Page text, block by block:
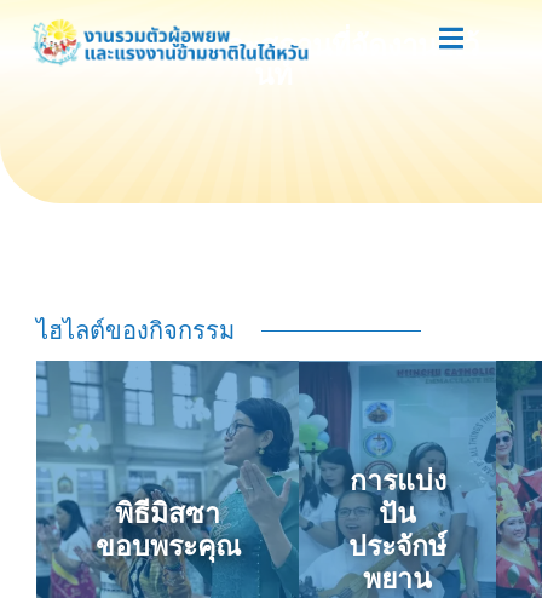
ตารางเวลาและสถานที่จัดงานอีเว้
ไฮไลต์ของกิจกรรม
พิธีมิสซา
ขอบพระคุณ
การแบ่ง
ปัน
ประจักษ์
พยาน